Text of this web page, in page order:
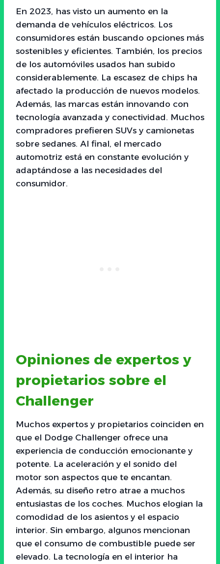
En 2023, has visto un aumento en la
demanda de vehículos eléctricos. Los
consumidores están buscando opciones más
sostenibles y eficientes. También, los precios
de los automóviles usados han subido
considerablemente. La escasez de chips ha
afectado la producción de nuevos modelos.
Además, las marcas están innovando con
tecnología avanzada y conectividad. Muchos
compradores prefieren SUVs y camionetas
sobre sedanes. Al final, el mercado
automotriz está en constante evolución y
adaptándose a las necesidades del
consumidor.
Opiniones de expertos y
propietarios sobre el
Challenger
Muchos expertos y propietarios coinciden en
que el Dodge Challenger ofrece una
experiencia de conducción emocionante y
potente. La aceleración y el sonido del
motor son aspectos que te encantan.
Además, su diseño retro atrae a muchos
entusiastas de los coches. Muchos elogian la
comodidad de los asientos y el espacio
interior. Sin embargo, algunos mencionan
que el consumo de combustible puede ser
elevado. La tecnología en el interior ha